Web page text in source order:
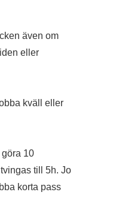
även om
eller
kväll eller
10
till 5h. Jo
korta pass